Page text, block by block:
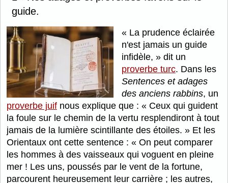
guide.
La prudence éclairée
n'est jamais un guide
infidèle,
dit un
proverbe turc. Dans les
Sentences et adages
des anciens rabbins, un
proverbe juif nous explique que :
Ceux qui guident
la foule sur le chemin de la vertu resplendiront à tout
jamais de la lumière scintillante des étoiles.
Et les
Orientaux ont cette sentence :
On peut comparer
les hommes à des vaisseaux qui voguent en pleine
mer ! Les uns, poussés par le vent de la fortune,
parcourent heureusement leur carrière ; les autres,